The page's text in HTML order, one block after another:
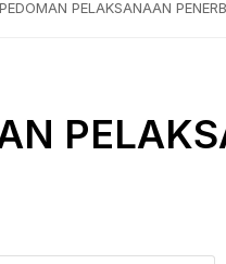
PEDOMAN PELAKSANAAN